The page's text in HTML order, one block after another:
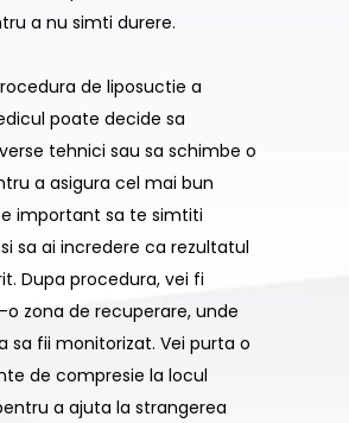
a nu simti durere.
de liposuctie a
poate decide sa
tehnici sau sa schimbe o
a asigura cel mai bun
important sa te simtiti
sa ai incredere ca rezultatul
Dupa procedura, vei fi
zona de recuperare, unde
sa fii monitorizat. Vei purta o
de compresie la locul
a ajuta la strangerea